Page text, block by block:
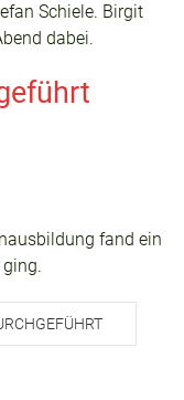
Schiele. Birgit
dabei.
fand ein